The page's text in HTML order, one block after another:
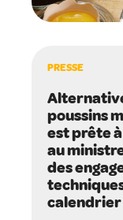
PRESSE
poussins
est prête
au
des
calendrier